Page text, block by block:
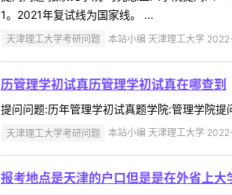
1。2021年复试线为国家线。 ...
天津理工大学考研问题 本站小编 天津理工大学
历管理学初试真历管理学初试真在哪查到
提问问题:历年管理学初试真题学院:管理学院
天津理工大学考研问题 本站小编 天津理工大学
报考地点是天津的户口但是是在外省上